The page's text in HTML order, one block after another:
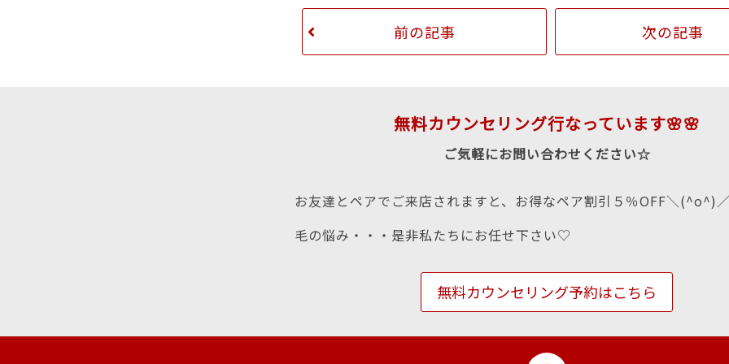
前の記事 次の記事
無料カウンセリング行なっています🌸🌸
ご気軽にお問い合わせください☆
お友達とペアでご来店されますと、お得なペア割引５％OFF＼(^o^)
毛の悩み・・・是非私たちにお任せ下さい♡
無料カウンセリング予約はこちら